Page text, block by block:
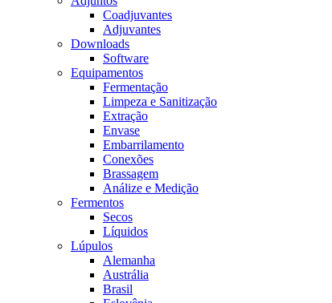
Coadjuvantes
Adjuvantes
Downloads
Software
Equipamentos
Fermentação
Limpeza e Sanitização
Extração
Envase
Embarrilamento
Conexões
Brassagem
Análize e Medição
Fermentos
Secos
Líquidos
Lúpulos
Alemanha
Austrália
Brasil